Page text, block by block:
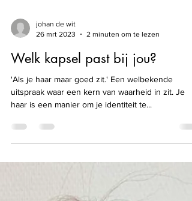
johan de wit
26 mrt 2023
2 minuten om te lezen
Welk kapsel past bij jou?
uitspraak waar een kern van waarheid in zit. Je